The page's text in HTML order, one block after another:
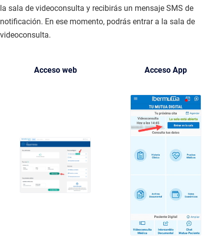
la sala de videoconsulta y recibirás un mensaje SMS de
notificación. En ese momento, podrás entrar a la sala de
videoconsulta.
Acceso web Acceso App